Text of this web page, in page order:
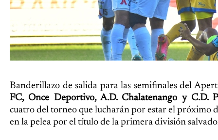
Banderillazo de salida para las semifinales del
FC, Once Deportivo, A.D. Chalatenango y C.D.
cuatro del torneo que lucharán por estar el próximo
en la pelea por el título de la primera división